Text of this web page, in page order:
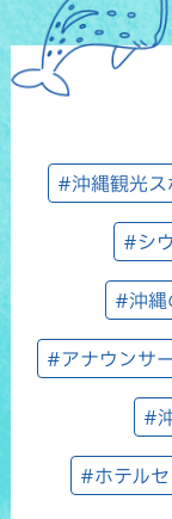
#沖縄観光ス
#シ
#沖縄
#アナウンサ
#
#ホテル